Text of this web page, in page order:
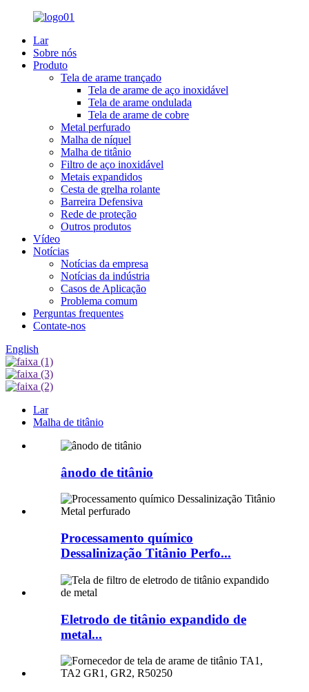
Lar
Sobre nós
Produto
Tela de arame trançado
Tela de arame de aço inoxidável
Tela de arame ondulada
Tela de arame de cobre
Metal perfurado
Malha de níquel
Malha de titânio
Filtro de aço inoxidável
Metais expandidos
Cesta de grelha rolante
Barreira Defensiva
Rede de proteção
Outros produtos
Vídeo
Notícias
Notícias da empresa
Notícias da indústria
Casos de Aplicação
Problema comum
Perguntas frequentes
Contate-nos
English
Lar
Malha de titânio
ânodo de titânio
Processamento químico
Dessalinização Titânio Perfo...
Eletrodo de titânio expandido de
metal...